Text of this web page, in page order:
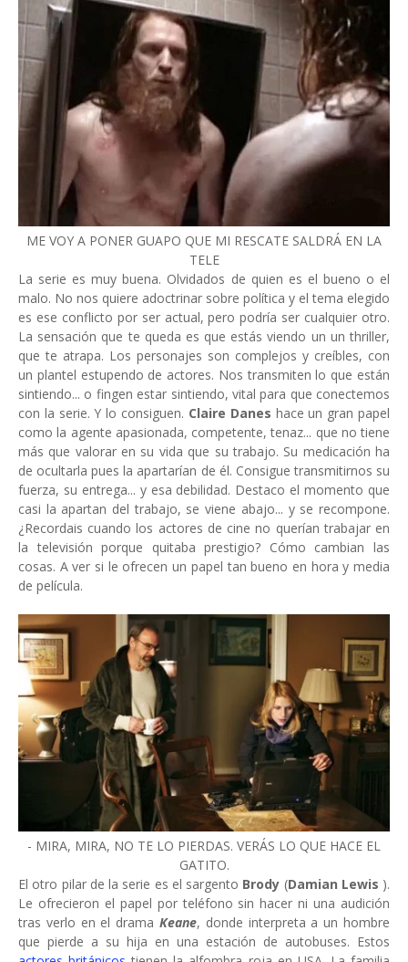
ME VOY A PONER GUAPO QUE MI RESCATE SALDRÁ EN LA
TELE
La serie es muy buena. Olvidados de quien es el bueno o el
malo. No nos quiere adoctrinar sobre política y el tema elegido
es ese conflicto por ser actual, pero podría ser cualquier otro.
La sensación que te queda es que estás viendo un un thriller,
que te atrapa. Los personajes son complejos y creíbles, con
un plantel estupendo de actores. Nos transmiten lo que están
sintiendo... o fingen estar sintiendo, vital para que conectemos
con la serie. Y lo consiguen. Claire Danes hace un gran papel
como la agente apasionada, competente, tenaz... que no tiene
más que valorar en su vida que su trabajo. Su medicación ha
de ocultarla pues la apartarían de él. Consigue transmitirnos su
fuerza, su entrega... y esa debilidad. Destaco el momento que
casi la apartan del trabajo, se viene abajo... y se recompone.
¿Recordais cuando los actores de cine no querían trabajar en
la televisión porque quitaba prestigio? Cómo cambian las
cosas. A ver si le ofrecen un papel tan bueno en hora y media
de película.
- MIRA, MIRA, NO TE LO PIERDAS. VERÁS LO QUE HACE EL
GATITO.
El otro pilar de la serie es el sargento Brody (Damian Lewis ).
Le ofrecieron el papel por teléfono sin hacer ni una audición
tras verlo en el drama Keane, donde interpreta a un hombre
que pierde a su hija en una estación de autobuses. Estos